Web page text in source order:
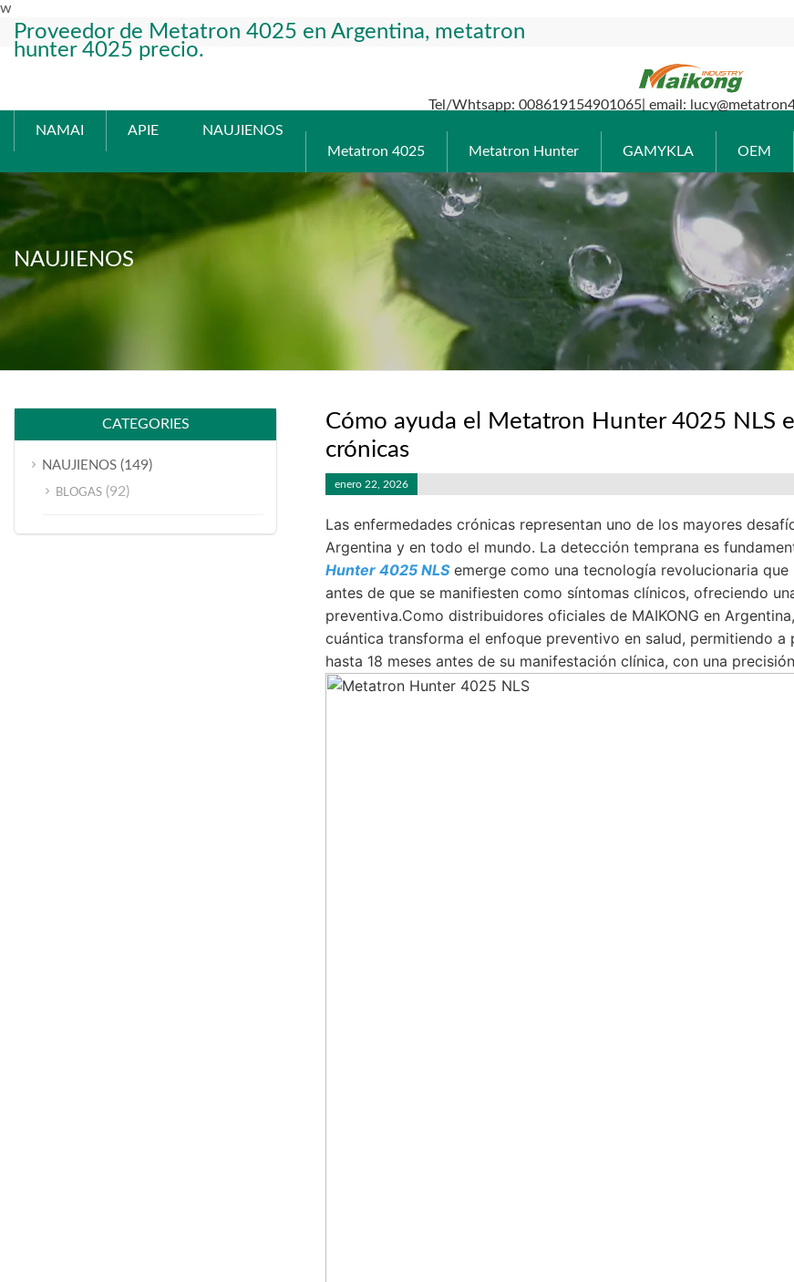
w
Proveedor de Metatron 4025 en Argentina, metatron
hunter 4025 precio.
Tel/Whtsapp: 008619154901065| email:
NAMAI
APIE
NAUJIENOS
Metatron 4025
Metatron Hunter GAMYKLA OEM
NAUJIENOS
Cómo ayuda el Metatron Hunter 4025 NLS
crónicas
enero 22, 2026
Las enfermedades crónicas representan uno de los mayores
Argentina y en todo el mundo. La detección temprana es
Hunter 4025 NLSemerge como una tecnología revolucionaria
antes de que se manifiesten como síntomas clínicos, ofreciendo
preventiva.Como distribuidores oficiales de MAIKONG en
cuántica transforma el enfoque preventivo en salud, permitiendo
hasta 18 meses antes de su manifestación clínica, con una
CATEGORIES
NAUJIENOS (149)
BLOGAS (92)